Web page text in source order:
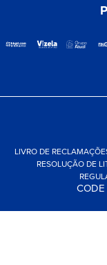
LIVRO DE
RESOLUÇÃO DE